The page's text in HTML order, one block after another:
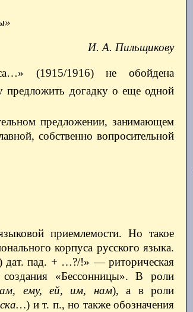
И. А. Пильщикову
(1915/1916) не обойдена
предложить догадку о еще одной
предложении, занимающем
собственно вопросительной
приемлемости. Но такое
корпуса русского языка.
пад. + …?/!» — риторическая
«Бессонницы». В роли
ему, ей, им, нам), а в роли
) и т. п., но также обозначения